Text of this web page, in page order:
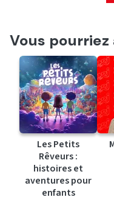
Vous pourriez
Les Petits
Rêveurs :
histoires et
aventures pour
enfants